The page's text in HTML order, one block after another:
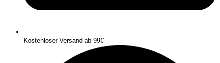
Kostenloser Versand ab 99€